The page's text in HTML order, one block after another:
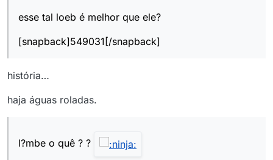
esse tal loeb é melhor que ele?
[snapback]549031[/snapback]
história…
haja águas roladas.
l?mbe o quê ? ?